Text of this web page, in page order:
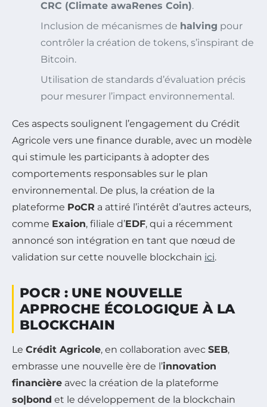
CRC (Climate awaRenes Coin).
Inclusion de mécanismes de halving pour
contrôler la création de tokens, s’inspirant de
Bitcoin.
Utilisation de standards d’évaluation précis
pour mesurer l’impact environnemental.
Ces aspects soulignent l’engagement du Crédit
Agricole vers une finance durable, avec un modèle
qui stimule les participants à adopter des
comportements responsables sur le plan
environnemental. De plus, la création de la
plateforme PoCR a attiré l’intérêt d’autres acteurs,
comme Exaion, filiale d’EDF, qui a récemment
annoncé son intégration en tant que nœud de
validation sur cette nouvelle blockchain ici.
POCR : UNE NOUVELLE
APPROCHE ÉCOLOGIQUE À LA
BLOCKCHAIN
Le Crédit Agricole, en collaboration avec SEB,
embrasse une nouvelle ère de l’innovation
financière avec la création de la plateforme
so|bond et le développement de la blockchain